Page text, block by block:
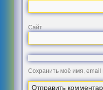
Сайт
Сохранить моё имя, email